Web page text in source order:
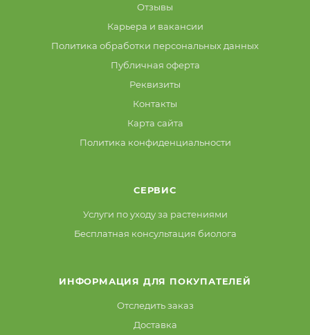
Отзывы
Карьера и вакансии
Политика обработки персональных данных
Публичная оферта
Реквизиты
Контакты
Карта сайта
Политика конфиденциальности
СЕРВИС
Услуги по уходу за растениями
Бесплатная консультация биолога
ИНФОРМАЦИЯ ДЛЯ ПОКУПАТЕЛЕЙ
Отследить заказ
Доставка